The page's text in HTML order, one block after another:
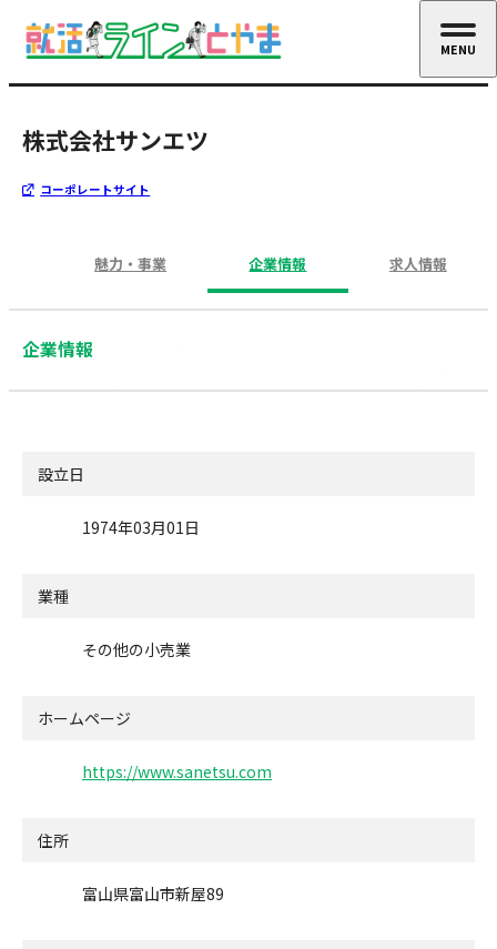
株式会社サンエツ
コーポレートサイト
魅力・事業 企業情報 求人情報
企業情報
設立日
1974年03月01日
業種
その他の小売業
ホームページ
https://www.sanetsu.com
住所
富山県富山市新屋89
MENU